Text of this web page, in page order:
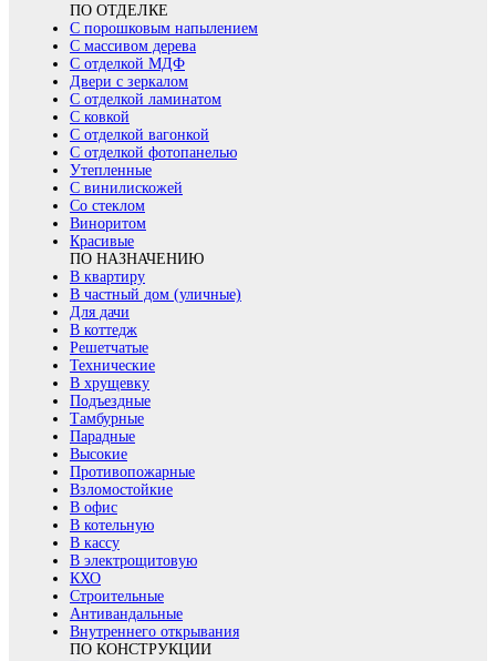
ПО ОТДЕЛКЕ
С порошковым напылением
С массивом дерева
С отделкой МДФ
Двери с зеркалом
С отделкой ламинатом
С ковкой
С отделкой вагонкой
С отделкой фотопанелью
Утепленные
С винилискожей
Со стеклом
Виноритом
Красивые
ПО НАЗНАЧЕНИЮ
В квартиру
В частный дом (уличные)
Для дачи
В коттедж
Решетчатые
Технические
В хрущевку
Подъездные
Тамбурные
Парадные
Высокие
Противопожарные
Взломостойкие
В офис
В котельную
В кассу
В электрощитовую
КХО
Строительные
Антивандальные
Внутреннего открывания
ПО КОНСТРУКЦИИ